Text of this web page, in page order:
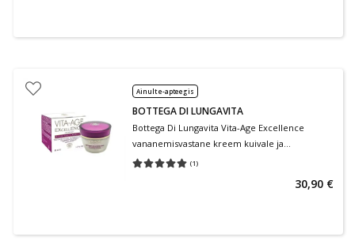
Ainult e-apteegis
BOTTEGA DI LUNGAVITA
Bottega Di Lungavita Vita-Age Excellence
vananemisvastane kreem kuivale ja
kombineeritud nahale 50 ml
(1)
Keskmine hinnang 5.00
30,90 €